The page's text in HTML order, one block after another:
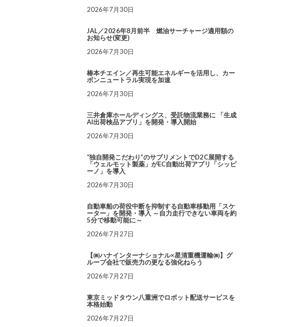
2026年7月30日
JAL／2026年8月前半 燃油サーチャージ適用額の
お知らせ(変更)
2026年7月30日
椿本チエイン／再生可能エネルギーを活用し、カー
ボンニュートラル実現を加速
2026年7月30日
三井倉庫ホールディングス、受託物流業務に 「生成
AI出荷検品アプリ」を開発・導入開始
2026年7月30日
“独自開発こだわり”のサプリメントでD2C展開する
「ウェルモット製薬」がEC自動出荷アプリ「シッピ
ーノ」を導入
2026年7月30日
自動車船の荷役中断を抑制する自動車移動用「スケ
ーター」を開発・導入 ～自力走行できない車両を約
5分で移動可能に～
2026年7月27日
【㈱ハナインターナショナル×星清重機運輸㈱】グ
ループ会社で販売力の更なる強化ねらう
2026年7月27日
東京ミッドタウン八重洲でロボット配送サービスを
本格始動
2026年7月27日